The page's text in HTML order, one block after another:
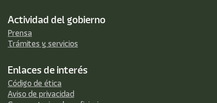
Actividad del gobierno
Prensa
Trámites y servicios
Enlaces de interés
Código de ética
Aviso de privacidad